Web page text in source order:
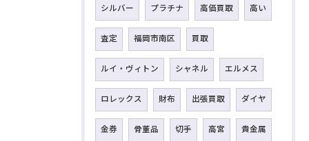
シルバー プラチナ 高価買取 高い
査定 福岡市南区 買取
ルイ・ヴィトン シャネル エルメス
ロレックス 財布 出張買取 ダイヤ
金券 骨董品 切手 高宮 貴金属